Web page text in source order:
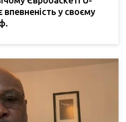
впевненість у своєму